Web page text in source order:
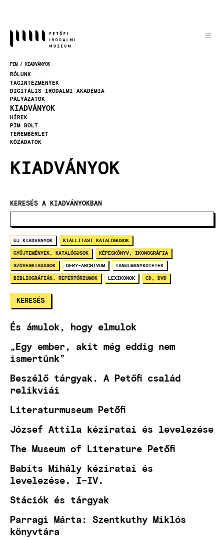
MORZSA
PIM KIADVÁNYOK
RÓLUNK
TAGINTÉZMÉNYEK
DIGITÁLIS IRODALMI AKADÉMIA
PÁLYÁZATOK
KIADVÁNYOK
HÍREK
PIM BOLT
TEREMBÉRLET
KÖZADATOK
KIADVÁNYOK
KERESÉS A KIADVÁNYOKBAN
ÚJ KIADVÁNYOK KIÁLLÍTÁSI KATALÓGUSOK
GYŰJTEMÉNYEK, KATALÓGUSOK KÉPESKÖNYV, IKONOGRÁFIA
SZÖVEGKIADÁSOK DÉRY-ARCHÍVUM TANULMÁNYKÖTETEK
BIBLIOGRÁFIÁK, REPERTÓRIUMOK LEXIKONOK CD, DVD
És ámulok, hogy elmulok
„Egy ember, akit még eddig nem
ismertünk”
Beszélő tárgyak. A Petőfi család
relikviái
Literaturmuseum Petőfi
József Attila kéziratai és levelezése
The Museum of Literature Petőfi
Babits Mihály kéziratai és
levelezése. I–IV.
Stációk és tárgyak
Parragi Márta: Szentkuthy Miklós
könyvtára